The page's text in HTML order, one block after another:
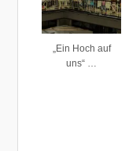
„Ein Hoch auf
uns“ …